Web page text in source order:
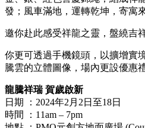
發；風車滿地，運轉乾坤，寄寓
邀你赴此感受祥龍之靈，盤繞吉
你更可透過手機鏡頭，以擴增實
騰雲的立體圖像，場內更設優惠
龍騰祥瑞 賀歲啟新
日期 ：2024年2月2日至18日
時間 ：11am – 7pm